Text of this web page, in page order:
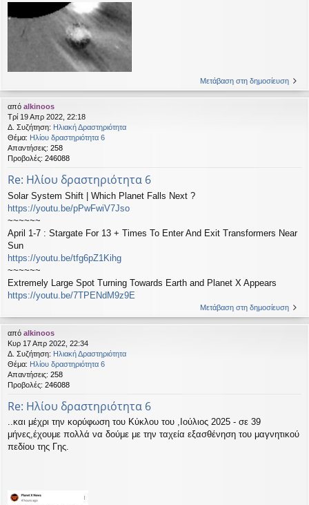
Μετάβαση στη δημοσίευση
από alkinoos
Τρί 19 Απρ 2022, 22:18
Δ. Συζήτηση: Ηλιακή Δραστηριότητα
Θέμα: Ηλίου δραστηριότητα 6
Απαντήσεις: 258
Προβολές: 246088
Re: Ηλίου δραστηριότητα 6
Solar System Shift | Which Planet Falls Next ?
https://youtu.be/pPwFwiV7Jso
~~~~~~
April 1-7 : Stargate For 13 + Times To Enter And Exit Transformers Near
Sun
https://youtu.be/tfg6pZ1Kihg
~~~~~~
Extremely Large Spot Turning Towards Earth and Planet X Appears
https://youtu.be/7TPENdM9z9E
Μετάβαση στη δημοσίευση
από alkinoos
Κυρ 17 Απρ 2022, 22:34
Δ. Συζήτηση: Ηλιακή Δραστηριότητα
Θέμα: Ηλίου δραστηριότητα 6
Απαντήσεις: 258
Προβολές: 246088
Re: Ηλίου δραστηριότητα 6
..και μέχρι την κορύφωση του Κύκλου του ,Ιούλιος 2025 - σε 39
μήνες,έχουμε πολλά να δούμε με την ταχεία εξασθένηση του μαγνητικού
πεδίου της Γης.